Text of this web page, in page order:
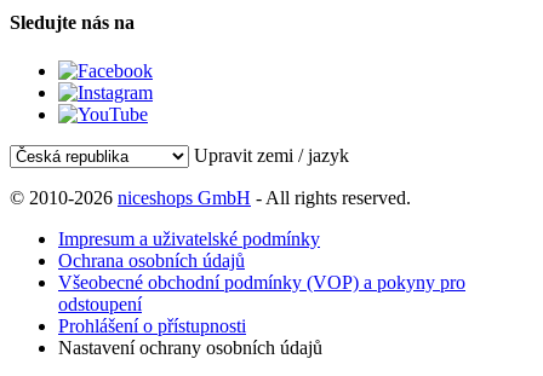
Sledujte nás na
Upravit zemi / jazyk
© 2010-2026 niceshops GmbH - All rights reserved.
Impresum a uživatelské podmínky
Ochrana osobních údajů
Všeobecné obchodní podmínky (VOP) a pokyny pro
odstoupení
Prohlášení o přístupnosti
Nastavení ochrany osobních údajů